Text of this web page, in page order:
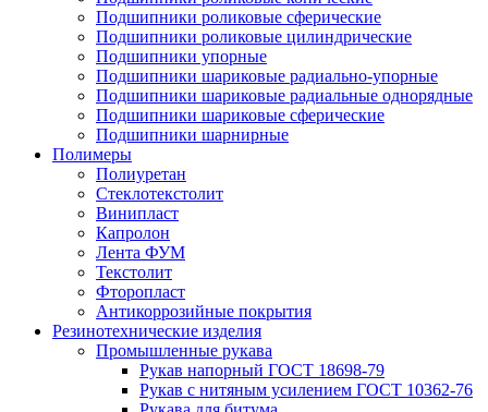
Подшипники роликовые сферические
Подшипники роликовые цилиндрические
Подшипники упорные
Подшипники шариковые радиально-упорные
Подшипники шариковые радиальные однорядные
Подшипники шариковые сферические
Подшипники шарнирные
Полимеры
Полиуретан
Стеклотекстолит
Винипласт
Капролон
Лента ФУМ
Текстолит
Фторопласт
Антикоррозийные покрытия
Резинотехнические изделия
Промышленные рукава
Рукав напорный ГОСТ 18698-79
Рукав с нитяным усилением ГОСТ 10362-76